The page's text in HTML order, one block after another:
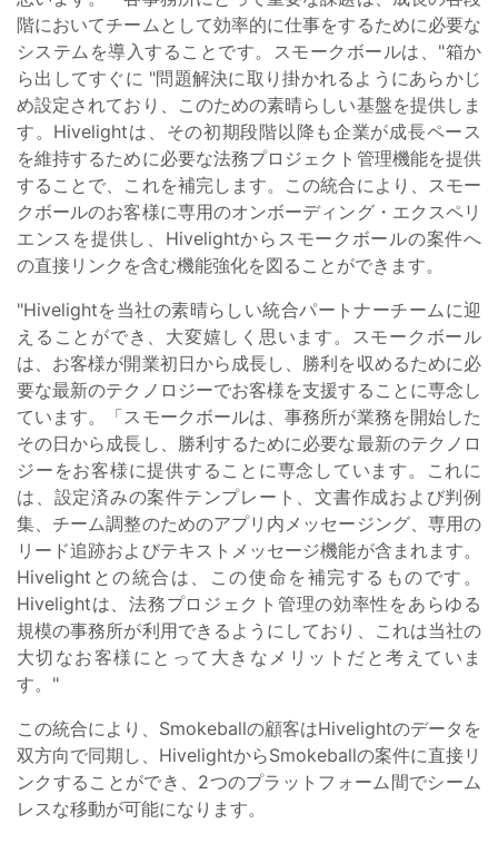
階においてチームとして効率的に仕事をするために必要な
システムを導入することです。スモークボールは、"箱か
ら出してすぐに "問題解決に取り掛かれるようにあらかじ
め設定されており、このための素晴らしい基盤を提供しま
す。Hivelightは、その初期段階以降も企業が成長ペース
を維持するために必要な法務プロジェクト管理機能を提供
することで、これを補完します。この統合により、スモー
クボールのお客様に専用のオンボーディング・エクスペリ
エンスを提供し、Hivelightからスモークボールの案件へ
の直接リンクを含む機能強化を図ることができます。
"Hivelightを当社の素晴らしい統合パートナーチームに迎
えることができ、大変嬉しく思います。スモークボール
は、お客様が開業初日から成長し、勝利を収めるために必
要な最新のテクノロジーでお客様を支援することに専念し
ています。「スモークボールは、事務所が業務を開始した
その日から成長し、勝利するために必要な最新のテクノロ
ジーをお客様に提供することに専念しています。これに
は、設定済みの案件テンプレート、文書作成および判例
集、チーム調整のためのアプリ内メッセージング、専用の
リード追跡およびテキストメッセージ機能が含まれます。
Hivelightとの統合は、この使命を補完するものです。
Hivelightは、法務プロジェクト管理の効率性をあらゆる
規模の事務所が利用できるようにしており、これは当社の
大切なお客様にとって大きなメリットだと考えていま
す。"
この統合により、Smokeballの顧客はHivelightのデータを
双方向で同期し、HivelightからSmokeballの案件に直接リ
ンクすることができ、2つのプラットフォーム間でシーム
レスな移動が可能になります。